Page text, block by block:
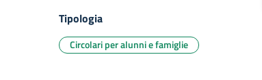
Tipologia
Circolari per alunni e famiglie